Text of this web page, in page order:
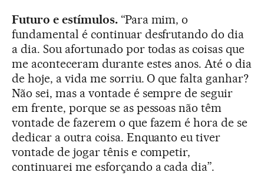
Futuro e estímulos. “Para mim, o
fundamental é continuar desfrutando do dia
a dia. Sou afortunado por todas as coisas que
me aconteceram durante estes anos. Até o dia
de hoje, a vida me sorriu. O que falta ganhar?
Não sei, mas a vontade é sempre de seguir
em frente, porque se as pessoas não têm
vontade de fazerem o que fazem é hora de se
dedicar a outra coisa. Enquanto eu tiver
vontade de jogar tênis e competir,
continuarei me esforçando a cada dia”.